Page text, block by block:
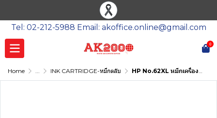
Tel: 02-212-5988 Email: akoffice.online@gmail.com
0
Home ... INK CARTRIDGE-หมึกตลับ HP No.62XL หมึกเครื่องพิมพ์อิงค์เจ็ท